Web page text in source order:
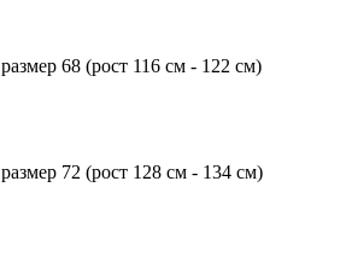
размер 68 (рост 116 см - 122 см)
размер 72 (рост 128 см - 134 см)